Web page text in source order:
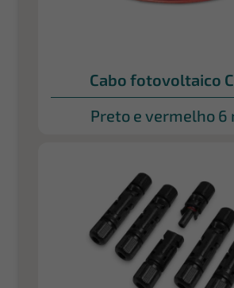
Cabo fotovoltaico
Preto e vermelho 6